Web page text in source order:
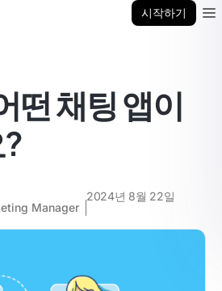
시작하기
떤 채팅 앱이
Manager
2024년 8월 22일